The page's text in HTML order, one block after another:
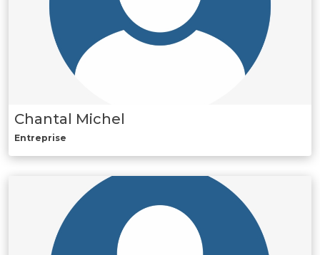
Chantal Michel
Entreprise